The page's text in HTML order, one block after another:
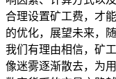
合理设置矿工费，才
的优化，展望未来，
我们有理由相信，矿
像迷雾逐渐散去，为